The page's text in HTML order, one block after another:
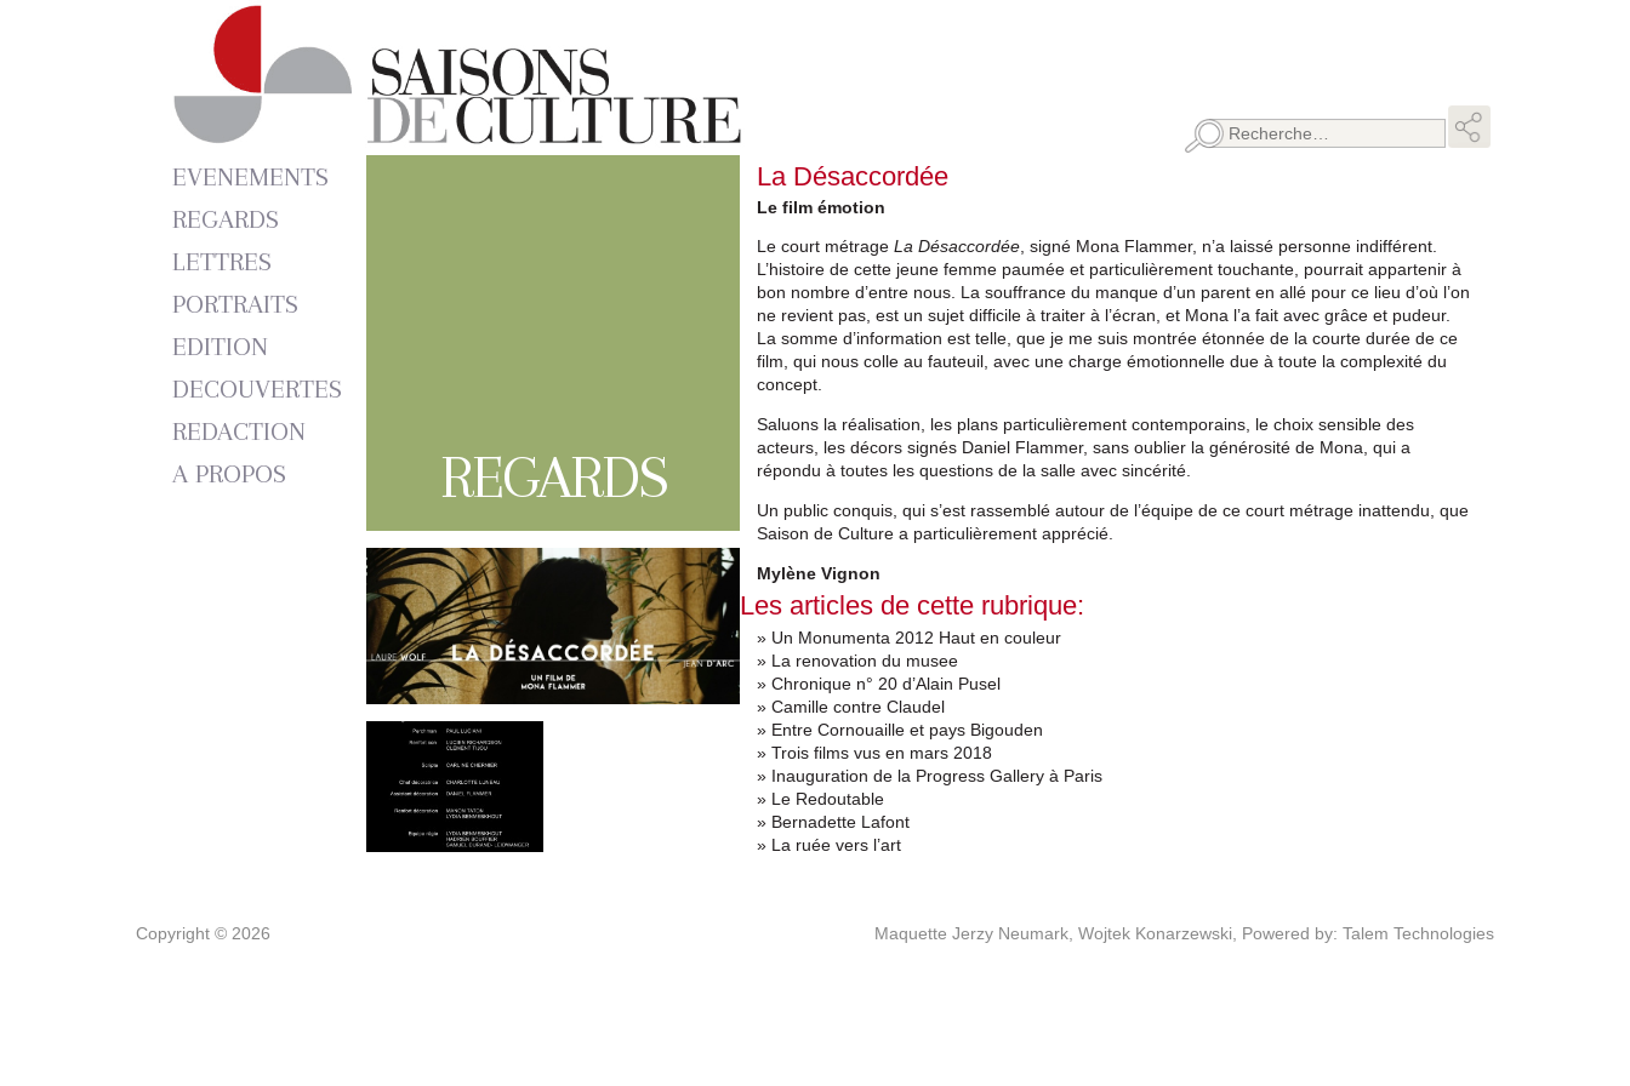
Rechercher :
EVENEMENTS
REGARDS
LETTRES
PORTRAITS
EDITION
DECOUVERTES
REDACTION
A PROPOS
REGARDS
La Désaccordée
Le film émotion
Le court métrageLa Désaccordée , signé Mona Flammer, n’a laissé personne indifférent.
L’histoire de cette jeune femme paumée et particulièrement touchante, pourrait appartenir à
bon nombre d’entre nous. La souffrance du manque d’un parent en allé pour ce lieu d’où l’on
ne revient pas, est un sujet difficile à traiter à l’écran, et Mona l’a fait avec grâce et pudeur.
La somme d’information est telle, que je me suis montrée étonnée de la courte durée de ce
film, qui nous colle au fauteuil, avec une charge émotionnelle due à toute la complexité du
concept.
Saluons la réalisation, les plans particulièrement contemporains, le choix sensible des
acteurs, les décors signés Daniel Flammer, sans oublier la générosité de Mona, qui a
répondu à toutes les questions de la salle avec sincérité.
Un public conquis, qui s’est rassemblé autour de l’équipe de ce court métrage inattendu, que
Saison de Culture a particulièrement apprécié.
Mylène Vignon
Les articles de cette rubrique:
» Un Monumenta 2012 Haut en couleur
» La renovation du musee
» Chronique n° 20 d’Alain Pusel
» Camille contre Claudel
» Entre Cornouaille et pays Bigouden
» Trois films vus en mars 2018
» Inauguration de la Progress Gallery à Paris
» Le Redoutable
» Bernadette Lafont
» La ruée vers l’art
Copyright © 2026 Maquette Jerzy Neumark, Wojtek Konarzewski, Powered by: Talem Technologies